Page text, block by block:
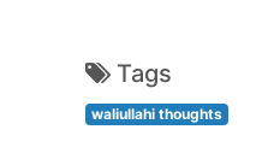
Tags
waliullahi thoughts